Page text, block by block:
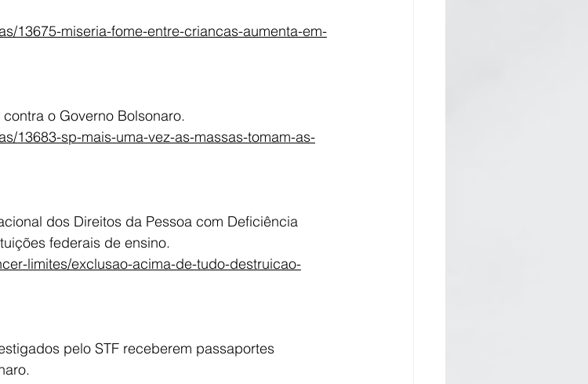
13675-miseria-fome-entre-criancas-aumenta-em-
o Governo Bolsonaro.
13683-sp-mais-uma-vez-as-massas-tomam-as-
dos Direitos da Pessoa com Deficiência
federais de ensino.
limites/exclusao-acima-de-tudo-destruicao-
pelo STF receberem passaportes